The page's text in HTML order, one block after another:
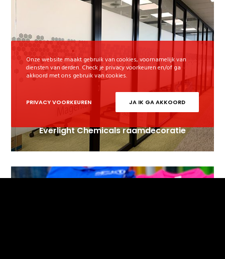
Everlight Chemicals raamdecoratie
Onze website maakt gebruik van cookies, voornamelijk van
diensten van derden. Check je privacy voorkeuren en/of ga
akkoord met ons gebruik van cookies.
PRIVACY VOORKEUREN JA IK GA AKKOORD